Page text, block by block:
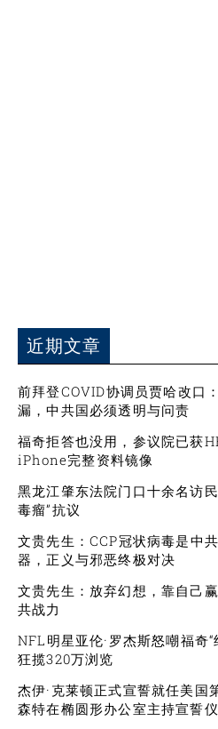
近期文章
前拜登COVID协调员贾哈改口
漏，中共国必须透明与问责
福奇拒答也没用，参议院已获
iPhone完整资料镜像
黑龙江肇东法院门口十余名访
毒瘤”抗议
文贵先生：CCP冠状病毒是中
器，正义与邪恶终极对决
文贵先生：放弃幻想，靠自己
共战力
NFL明星亚伦·罗杰斯怒嘲福奇
狂揽320万浏览
杰伊·克莱顿正式宣誓就任美国
森特在椭圆形办公室主持宣誓